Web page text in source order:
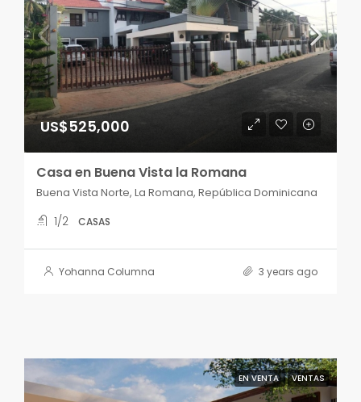
US$525,000
Casa en Buena Vista la Romana
Buena Vista Norte, La Romana, República Dominicana
1/2 CASAS
Yohanna Columna 3 years ago
EN VENTA VENTAS